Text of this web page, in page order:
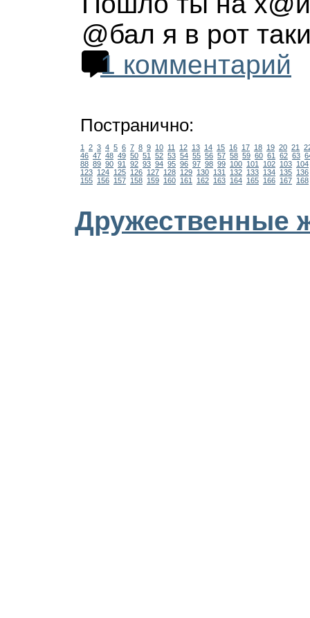
@бал я в рот
1 комментарий
Постранично:
1 2 3 4 5 6 7 8 9 10 11 12 13 14 15 16 17 18 19 20 21
46 47 48 49 50 51 52 53 54 55 56 57 58 59 60 61 62 63
88 89 90 91 92 93 94 95 96 97 98 99 100 101 102 103 104
123 124 125 126 127 128 129 130 131 132 133 134 135 136
155 156 157 158 159 160 161 162 163 164 165 166 167 168
Дружественные